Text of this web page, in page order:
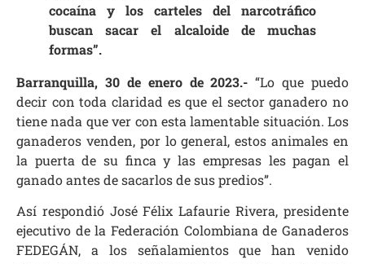
cocaína y los carteles del narcotráfico
buscan sacar el alcaloide de muchas
formas”.
Barranquilla, 30 de enero de 2023.-“Lo que puedo
decir con toda claridad es que el sector ganadero no
tiene nada que ver con esta lamentable situación. Los
ganaderos venden, por lo general, estos animales en
la puerta de su finca y las empresas les pagan el
ganado antes de sacarlos de sus predios”.
Así respondió José Félix Lafaurie Rivera, presidente
ejecutivo de la Federación Colombiana de Ganaderos
FEDEGÁN, a los señalamientos que han venido